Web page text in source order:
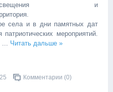
и
села и в дни памятных дат
мероприятий.
... Читать дальше »
Комментарии (0)